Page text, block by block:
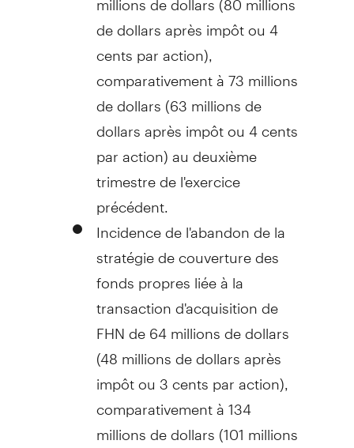
de dollars après impôt ou 4
cents par action),
comparativement à 73 millions
de dollars (63 millions de
dollars après impôt ou 4 cents
par action) au deuxième
trimestre de l'exercice
précédent.
Incidence de l'abandon de la
stratégie de couverture des
fonds propres liée à la
transaction d'acquisition de
FHN de 64 millions de dollars
(48 millions de dollars après
impôt ou 3 cents par action),
comparativement à 134
millions de dollars (101 millions